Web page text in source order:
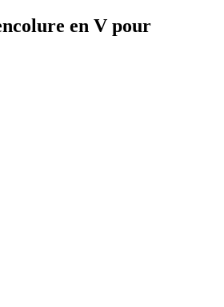
en V pour